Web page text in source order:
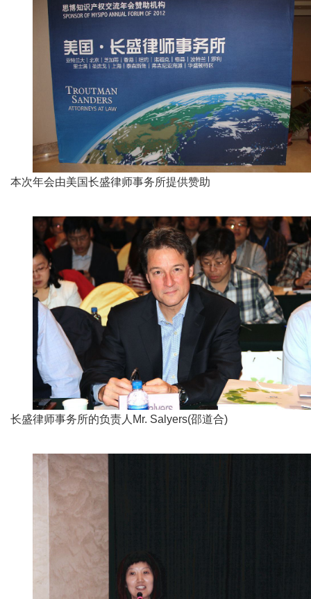
本次年会由美国长盛律师事务所提供赞助
长盛律师事务所的负责人Mr. Salyers(邵道合)